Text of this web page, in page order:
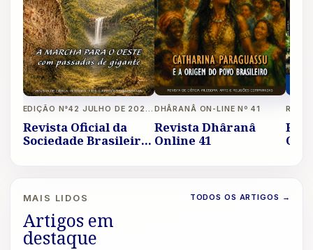
EDIÇÃO N°42 JULHO DE 2026 A OUTUBRO DE 2026 REVISTA LIVRE
Revista Oficial da
Sociedade Brasileira
DHÂRANÂ ON-LINE Nº 41
Revista Dhâranâ
Online 41
MAIS LIDOS
Artigos em
destaque
TODOS OS ARTIGOS →